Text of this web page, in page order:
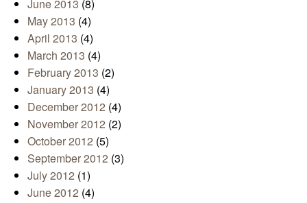
June 2013 (8)
May 2013 (4)
April 2013 (4)
March 2013 (4)
February 2013 (2)
January 2013 (4)
December 2012 (4)
November 2012 (2)
October 2012 (5)
September 2012 (3)
July 2012 (1)
June 2012 (4)